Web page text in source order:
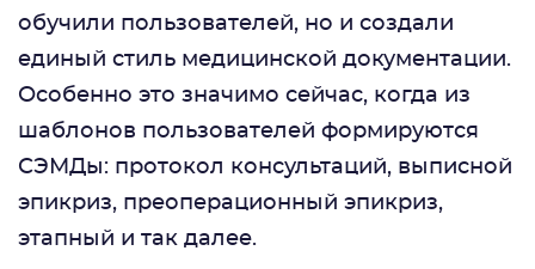
обучили пользователей, но и создали
единый стиль медицинской документации.
Особенно это значимо сейчас, когда из
шаблонов пользователей формируются
СЭМДы: протокол консультаций, выписной
эпикриз, преоперационный эпикриз,
этапный и так далее.